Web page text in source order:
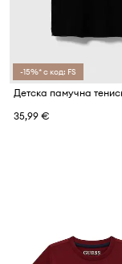
-15%* с код: FS
35,99 €